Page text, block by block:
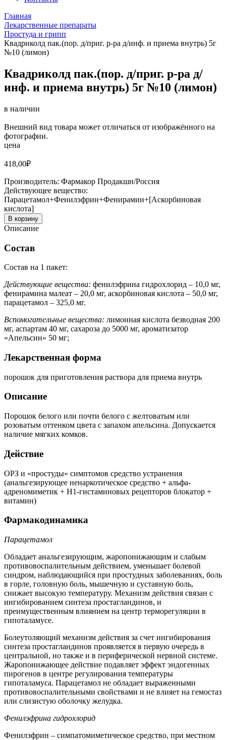
Главная
Лекарственные препараты
Простуда и грипп
Квадриколд пак.(пор. д/приг. р-ра д/инф. и приема внутрь) 5г
№10 (лимон)
Квадриколд пак.(пор. д/приг. р-ра д/
инф. и приема внутрь) 5г №10 (лимон)
в наличии
Внешний вид товара может отличаться от изображённого на
фотографии.
цена
418,00₽
Производитель: Фармакор Продакшн/Россия
Действующее вещество:
Парацетамол+Фенилэфрин+Фенирамин+[Аскорбиновая
кислота]
В корзину
Описание
Состав
Состав на 1 пакет:
Действующие вещества: фенилэфрина гидрохлорид – 10,0 мг,
фенирамина малеат – 20,0 мг, аскорбиновая кислота – 50,0 мг,
парацетамол – 325,0 мг.
Вспомогательные вещества: лимонная кислота безводная 200
мг, аспартам 40 мг, сахароза до 5000 мг, ароматизатор
«Апельсин» 50 мг;
Лекарственная форма
порошок для приготовления раствора для приема внутрь
Описание
Порошок белого или почти белого с желтоватым или
розоватым оттенком цвета с запахом апельсина. Допускается
наличие мягких комков.
Действие
ОРЗ и «простуды» симптомов средство устранения
(анальгезирующее ненаркотическое средство + альфа-
адреномиметик + H1-гистаминовых рецепторов блокатор +
витамин)
Фармакодинамика
Парацетамол
Обладает анальгезирующим, жаропонижающим и слабым
противовоспалительным действием, уменьшает болевой
синдром, наблюдающийся при простудных заболеваниях, боль
в горле, головную боль, мышечную и суставную боль,
снижает высокую температуру. Механизм действия связан с
ингибированием синтеза простагландинов, и
преимущественным влиянием на центр терморегуляции в
гипоталамусе.
Болеутоляющий механизм действия за счет ингибирования
синтеза простагландинов проявляется в первую очередь в
центральной, но также и в периферической нервной системе.
Жаропонижающее действие подавляет эффект эндогенных
пирогенов в центре регулирования температуры
гипоталамуса. Парацетамол не обладает выраженными
противовоспалительными свойствами и не влияет на гемостаз
или слизистую оболочку желудка.
Фенилэфрина гидрохлорид
Фенилэфрин – симпатомиметическое средство, при местном